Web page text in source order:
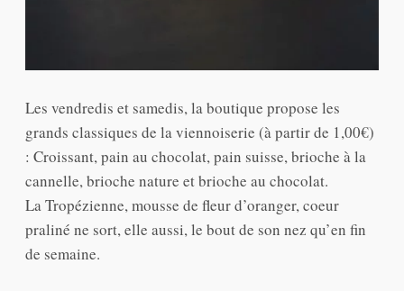
Les vendredis et samedis, la boutique propose les
grands classiques de la viennoiserie (à partir de 1,00€)
: Croissant, pain au chocolat, pain suisse, brioche à la
cannelle, brioche nature et brioche au chocolat.
La Tropézienne, mousse de fleur d’oranger, coeur
praliné ne sort, elle aussi, le bout de son nez qu’en fin
de semaine.